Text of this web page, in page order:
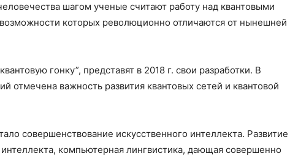
шагом ученые считают работу над квантовыми
которых революционно отличаются от нынешней
гонку”, представят в 2018 г. свои разработки. В
отмечена важность развития квантовых сетей и квантовой
совершенствование искусственного интеллекта. Развитие
компьютерная лингвистика, дающая совершенно